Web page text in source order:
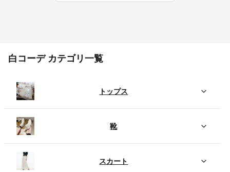
白コーデ カテゴリ一覧
トップス
靴
スカート